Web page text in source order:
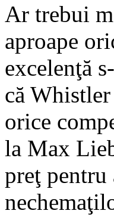
Ar trebui
aproape
excelenţă
că
orice
la Max
preţ pentru